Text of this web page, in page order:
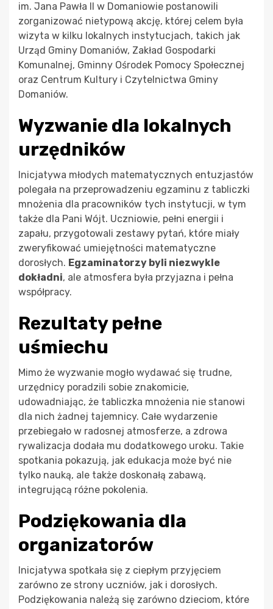
im. Jana Pawła II w Domaniowie postanowili
zorganizować nietypową akcję, której celem była
wizyta w kilku lokalnych instytucjach, takich jak
Urząd Gminy Domaniów, Zakład Gospodarki
Komunalnej, Gminny Ośrodek Pomocy Społecznej
oraz Centrum Kultury i Czytelnictwa Gminy
Domaniów.
Wyzwanie dla lokalnych
urzędników
Inicjatywa młodych matematycznych entuzjastów
polegała na przeprowadzeniu egzaminu z tabliczki
mnożenia dla pracowników tych instytucji, w tym
także dla Pani Wójt. Uczniowie, pełni energii i
zapału, przygotowali zestawy pytań, które miały
zweryfikować umiejętności matematyczne
dorosłych. Egzaminatorzy byli niezwykle
dokładni, ale atmosfera była przyjazna i pełna
współpracy.
Rezultaty pełne
uśmiechu
Mimo że wyzwanie mogło wydawać się trudne,
urzędnicy poradzili sobie znakomicie,
udowadniając, że tabliczka mnożenia nie stanowi
dla nich żadnej tajemnicy. Całe wydarzenie
przebiegało w radosnej atmosferze, a zdrowa
rywalizacja dodała mu dodatkowego uroku. Takie
spotkania pokazują, jak edukacja może być nie
tylko nauką, ale także doskonałą zabawą,
integrującą różne pokolenia.
Podziękowania dla
organizatorów
Inicjatywa spotkała się z ciepłym przyjęciem
zarówno ze strony uczniów, jak i dorosłych.
Podziękowania należą się zarówno dzieciom, które